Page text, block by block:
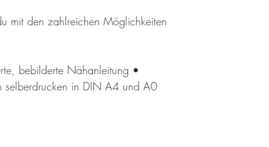
mit den zahlreichen Möglichkeiten
bebilderte Nähanleitung •
selberdrucken in DIN A4 und A0